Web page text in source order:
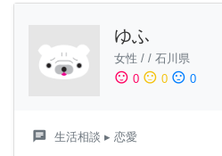
ゆふ
女性 / / 石川県
sentiment_satisfied 0 sentiment_neutral 0 sentiment_dissatisfied 0
chat 生活相談 ▸ 恋愛